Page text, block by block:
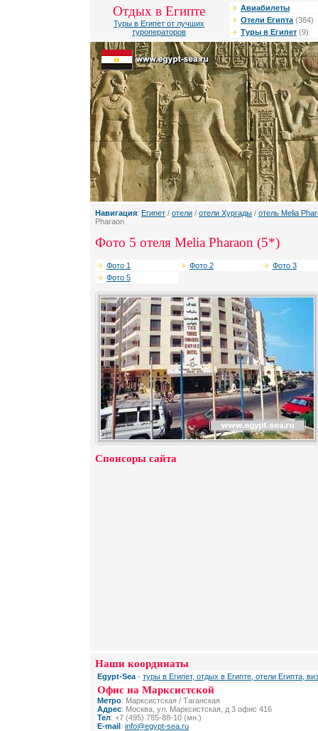
Отдых в Египте
Туры в Египет от лучших
туроператоров
Авиабилеты
Отели Египта (384)
Туры в Египет (9)
Навигация: Египет / отели / отели Хургады / отель Melia
Pharaon
Фото 5 отеля Melia Pharaon (5*)
Фото 1 Фото 2
Фото 3
Фото 5
Спонсоры сайта
Наши координаты
Egypt-Sea - туры в Египет, отдых в Египте, отели Египта,
Офис на Марксистской
Метро: Марксистская / Таганская
Адрес: Москва, ул. Марксистская, д 3 офис 416
Тел: +7 (495) 785-88-10 (мн.)
E-mail: info@egypt-sea.ru